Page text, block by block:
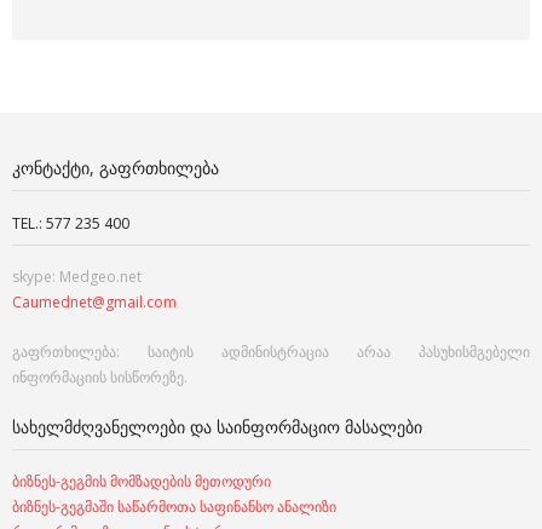
ᲙᲝᲜᲢᲐᲥᲢᲘ, ᲒᲐᲤᲠᲗᲮᲘᲚᲔᲑᲐ
TEL.: 577 235 400
skype: Medgeo.net
Caumednet@gmail.com
გაფრთხილება: საიტის ადმინისტრაცია არაა პასუხისმგებელი
ინფორმაციის სისწორეზე.
ᲡᲐᲮᲔᲚᲛᲫᲦᲕᲐᲜᲔᲚᲝᲔᲑᲘ ᲓᲐ ᲡᲐᲘᲜᲤᲝᲠᲛᲐᲪᲘᲝ ᲛᲐᲡᲐᲚᲔᲑᲘ
ბიზნეს-გეგმის მომზადების მეთოდური
ბიზნეს-გეგმაში საწარმოთა საფინანსო ანალიზი